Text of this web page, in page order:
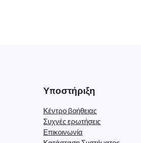
Υποστήριξη
Κέντρο βοήθειας
Συχνές ερωτήσεις
Επικοινωνία